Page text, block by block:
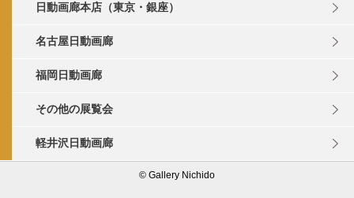
日動画廊本店（東京・銀座）
名古屋日動画廊
福岡日動画廊
その他の展覧会
軽井沢日動画廊
© Gallery Nichido